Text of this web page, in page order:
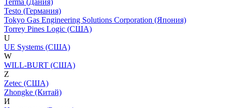
Terma (Дания)
Testo (Германия)
Tokyo Gas Engineering Solutions Corporation (Япония)
Torrey Pines Logic (США)
U
UE Systems (США)
W
WILL-BURT (США)
Z
Zetec (США)
Zhongke (Китай)
И